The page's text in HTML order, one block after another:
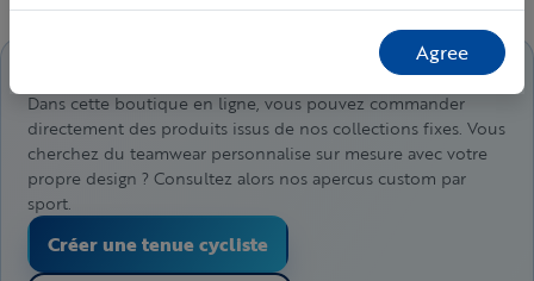
Dans cette boutique en ligne, vous pouvez commander
directement des produits issus de nos collections fixes. Vous
cherchez du teamwear personnalise sur mesure avec votre
propre design ? Consultez alors nos apercus custom par
sport.
Créer une tenue cycliste
Agree